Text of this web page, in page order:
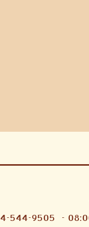
544-9505